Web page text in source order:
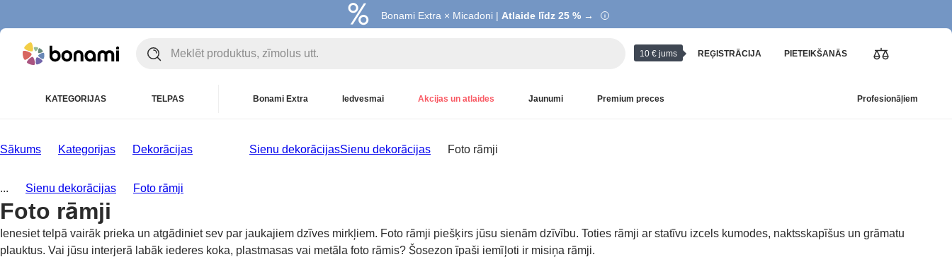
Bonami Extra × Micadoni | Atlaide līdz 25 % →
10 € jums REĢISTRĀCIJA PIETEIKŠANĀS
KATEGORIJAS TELPAS Bonami Extra Iedvesmai Akcijas un atlaides Jaunumi Premium preces Profesionāļiem
Sākums Kategorijas Dekorācijas Sienu dekorācijasSienu dekorācijas Foto rāmji
... Sienu dekorācijas Foto rāmji
Foto rāmji
Ienesiet telpā vairāk prieka un atgādiniet sev par jaukajiem dzīves mirkļiem. Foto rāmji piešķirs jūsu sienām dzīvību. Toties rāmji ar statīvu izcels kumodes, naktsskapīšus un grāmatu
plauktus. Vai jūsu interjerā labāk iederes koka, plastmasas vai metāla foto rāmis? Šosezon īpaši iemīļoti ir misiņa rāmji.